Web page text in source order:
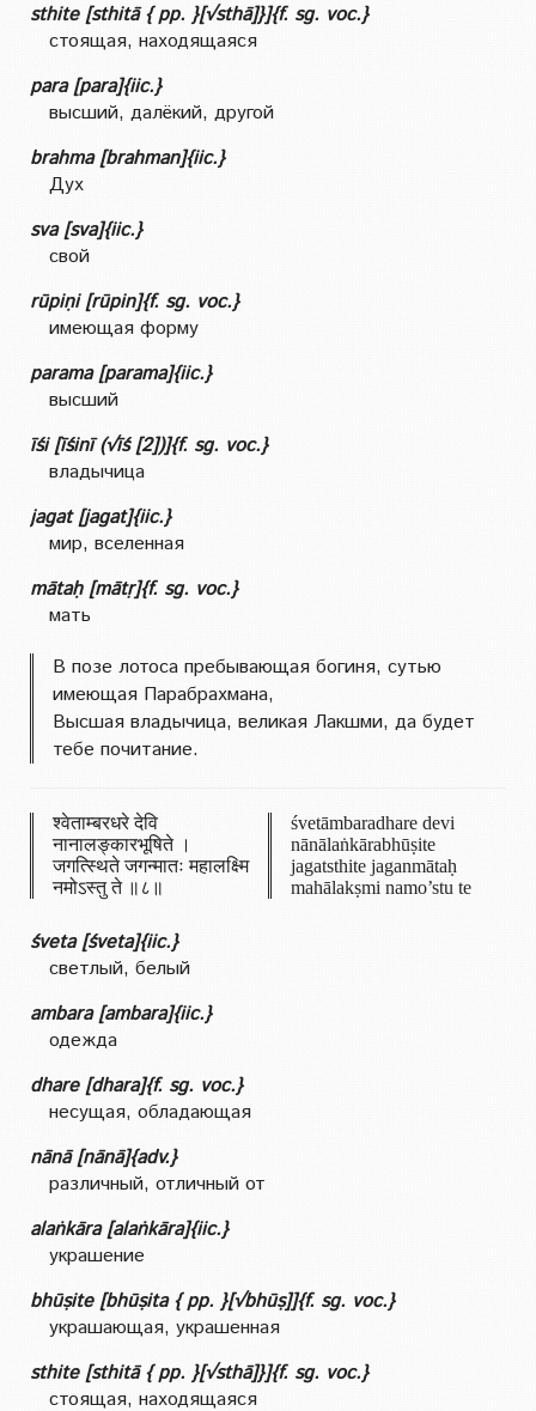
sthite [sthitā { pp. }[√sthā]}]{f. sg. voc.}
стоящая, находящаяся
para [para]{iic.}
высший, далёкий, другой
brahma [brahman]{iic.}
Дух
sva [sva]{iic.}
свой
rūpiṇi [rūpin]{f. sg. voc.}
имеющая форму
parama [parama]{iic.}
высший
īśi [īśinī (√īś [2])]{f. sg. voc.}
владычица
jagat [jagat]{iic.}
мир, вселенная
mātaḥ [mātṛ]{f. sg. voc.}
мать
В позе лотоса пребывающая богиня, сутью
имеющая Парабрахмана,
Высшая владычица, великая Лакшми, да будет
тебе почитание.
श्वेताम्बरधरे देवि
नानालङ्कारभूषिते ।
जगत्स्थिते जगन्मातः महालक्ष्मि
नमोऽस्तु ते ॥८॥
śvetāmbaradhare devi
nānālaṅkārabhūṣite
jagatsthite jaganmātaḥ
mahālakṣmi namo’stu te
śveta [śveta]{iic.}
светлый, белый
ambara [ambara]{iic.}
одежда
dhare [dhara]{f. sg. voc.}
несущая, обладающая
nānā [nānā]{adv.}
различный, отличный от
alaṅkāra [alaṅkāra]{iic.}
украшение
bhūṣite [bhūṣita { pp. }[√bhūṣ]]{f. sg. voc.}
украшающая, украшенная
sthite [sthitā { pp. }[√sthā]}]{f. sg. voc.}
стоящая, находящаяся